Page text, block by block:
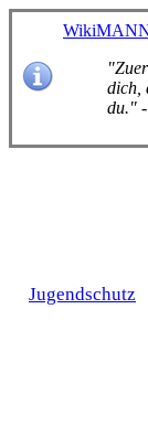
dich,
du." -
Jugendschutz